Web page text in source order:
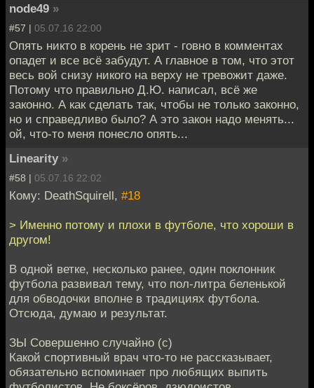
node49 »
#57 | 05.07.16 22:00
Опять никто в корень не зрит - говно в комментах
опадет и все всё забудут. А главное в том, что этот
весь вой снизу никого на верху не тревожит даже.
Потому что правильно Д.Ю. написал, всё же
законно. А как сделать так, чтобы не только законно,
но и справедливо было? А это закон надо менять...
ой, что-то меня понесло опять...
Linearity »
#58 | 05.07.16 22:02
Кому: DeathSquirell, #18
> Именно потому и плохи в футболе, что хороши в
другом!
В одной ветке, несколько ранее, один поклонник
футбола развивал тему, что пол-литра беленькой
для обводочки вполне в традициях футбола.
Отсюда, думаю и результат.
ЗЫ Совершенно случайно (с)
Какой спортивный врач что-то не рассказывает,
обязательно вспоминает про любящих выпить